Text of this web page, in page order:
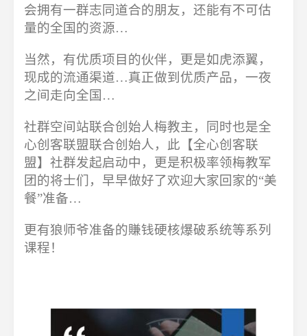
会拥有一群志同道合的朋友，还能有不可估
量的全国的资源…
当然，有优质项目的伙伴，更是如虎添翼，
现成的流通渠道…真正做到优质产品，一夜
之间走向全国…
社群空间站联合创始人梅教主，同时也是全
心创客联盟联合创始人，此【全心创客联
盟】社群发起启动中，更是积极率领梅教军
团的将士们，早早做好了欢迎大家回家的“美
餐”准备…
更有狼师爷准备的賺钱硬核爆破系统等系列
课程！